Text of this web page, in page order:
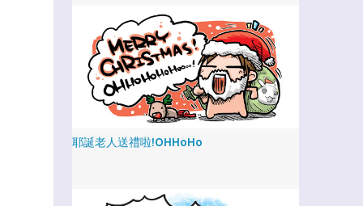
耶誕老人送禮啦!OHHoHo